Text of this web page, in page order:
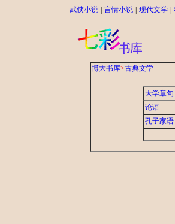
武侠小说 言情小说 现代文学
博大书库>古典文学
大学章句
论语
孔子家语